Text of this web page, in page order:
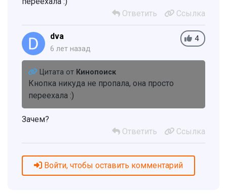
Ответить
Ссылка
4
dva
6 лет назад
Цитата от Кинопоиск
Кнопка никуда не пропала, она просто
переехала :)
Зачем?
Ответить
Ссылка
Войти, чтобы оставить комментарий